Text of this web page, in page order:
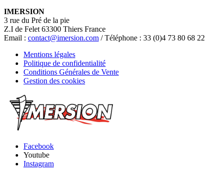
IMERSION
3 rue du Pré de la pie
Z.I de Felet 63300 Thiers France
Email : contact@imersion.com / Téléphone : 33 (0)4 73 80 68 22
Mentions légales
Politique de confidentialité
Conditions Générales de Vente
Gestion des cookies
Facebook
Youtube
Instagram